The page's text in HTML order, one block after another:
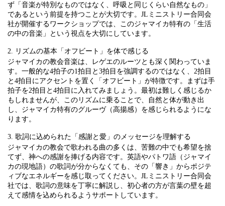
ず「音楽が特別なものではなく、呼吸と同じくらい自然なもの」
であるという前提を持つことが大切です。JLミニストリー合同会
社が開催するワークショップでは、このジャマイカ特有の「生活
の中の音楽」という視点を大切にしています。
2. リズムの基本「オフビート」を体で感じる
ジャマイカの教会音楽は、レゲエのルーツとも深く関わっていま
す。一般的な4拍子の1拍目と3拍目を強調するのではなく、2拍目
と4拍目にアクセントを置く「オフビート」が特徴です。まずは手
拍子を2拍目と4拍目に入れてみましょう。最初は難しく感じるか
もしれませんが、このリズムに乗ることで、自然と体が動き出
し、ジャマイカ特有のグルーヴ（高揚感）を感じられるようにな
ります。
3. 歌詞に込められた「感謝と愛」のメッセージを理解する
ジャマイカの教会で歌われる曲の多くは、苦難の中でも希望を捨
てず、神への感謝を捧げる内容です。英語やパトワ語（ジャマイ
カの現地語）の歌詞が分からなくても、その「響き」からポジテ
ィブなエネルギーを感じ取ってください。JLミニストリー合同会
社では、歌詞の意味を丁寧に解説し、初心者の方が言葉の壁を超
えて感情を込められるようサポートしています。